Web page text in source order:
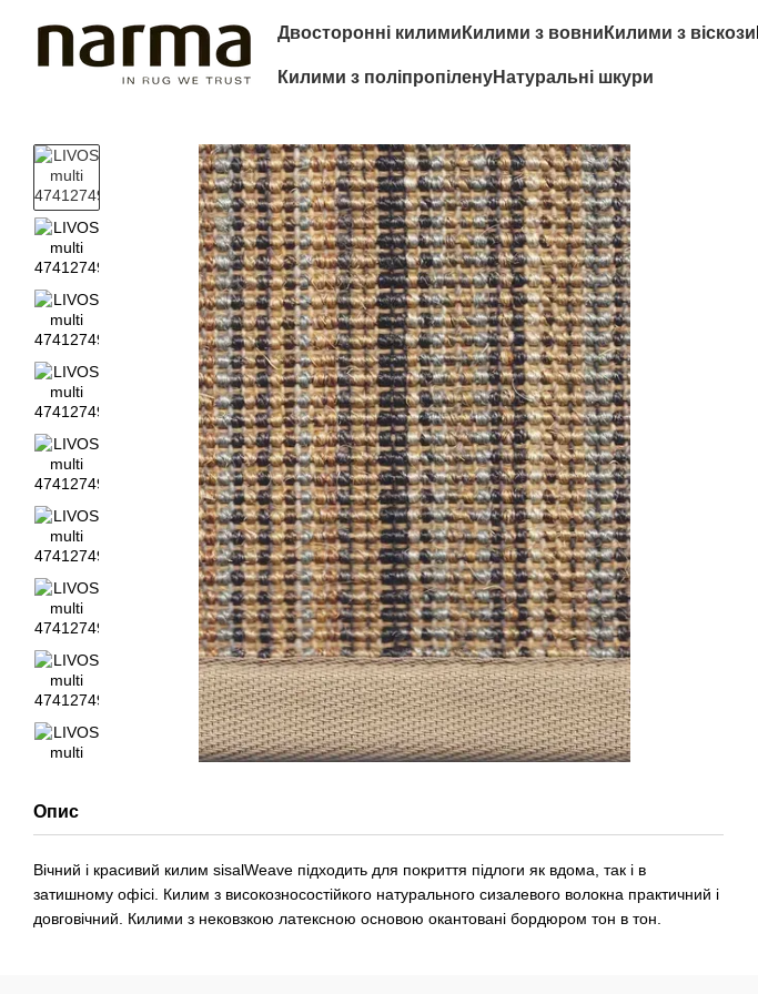
Двосторонні килими Килими з вовни Килими з віскози
Килими з поліпропіленуНатуральні шкури
Опис
Вічний і красивий килим sisalWeave підходить для покриття підлоги як вдома, так і в
затишному офісі. Килим з високозносостійкого натурального сизалевого волокна практичний і
довговічний. Килими з нековзкою латексною основою окантовані бордюром тон в тон.